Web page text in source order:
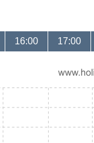
16:00 17:00